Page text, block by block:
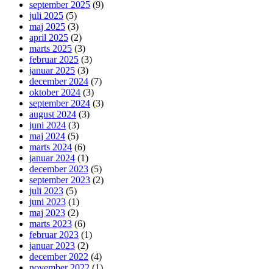
september 2025 (9)
juli 2025 (5)
maj 2025 (3)
april 2025 (2)
marts 2025 (3)
februar 2025 (3)
januar 2025 (3)
december 2024 (7)
oktober 2024 (3)
september 2024 (3)
august 2024 (3)
juni 2024 (3)
maj 2024 (5)
marts 2024 (6)
januar 2024 (1)
december 2023 (5)
september 2023 (2)
juli 2023 (5)
juni 2023 (1)
maj 2023 (2)
marts 2023 (6)
februar 2023 (1)
januar 2023 (2)
december 2022 (4)